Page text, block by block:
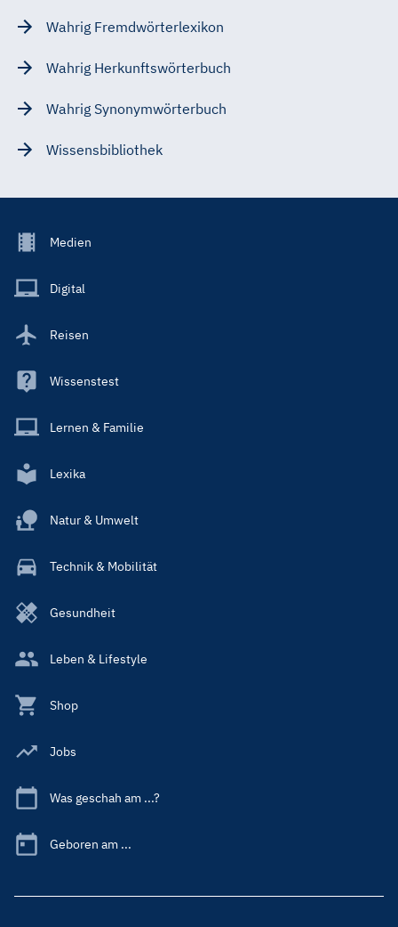
Wahrig Fremdwörterlexikon
Wahrig Herkunftswörterbuch
Wahrig Synonymwörterbuch
Wissensbibliothek
Footer
Main
Medien
Digital
Reisen
Wissenstest
Lernen & Familie
Lexika
Natur & Umwelt
Technik & Mobilität
Gesundheit
Leben & Lifestyle
Shop
Jobs
Was geschah am ...?
Geboren am ...